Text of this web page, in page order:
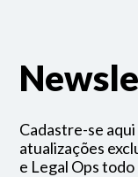
Cadastre-se
atualizações
e Legal Ops